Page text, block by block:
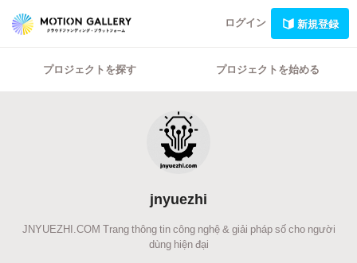
ログイン 新規登録
プロジェクトを探す プロジェクトを始める
jnyuezhi
JNYUEZHI.COM Trang thông tin công nghệ & giải pháp số cho người
dùng hiện đại